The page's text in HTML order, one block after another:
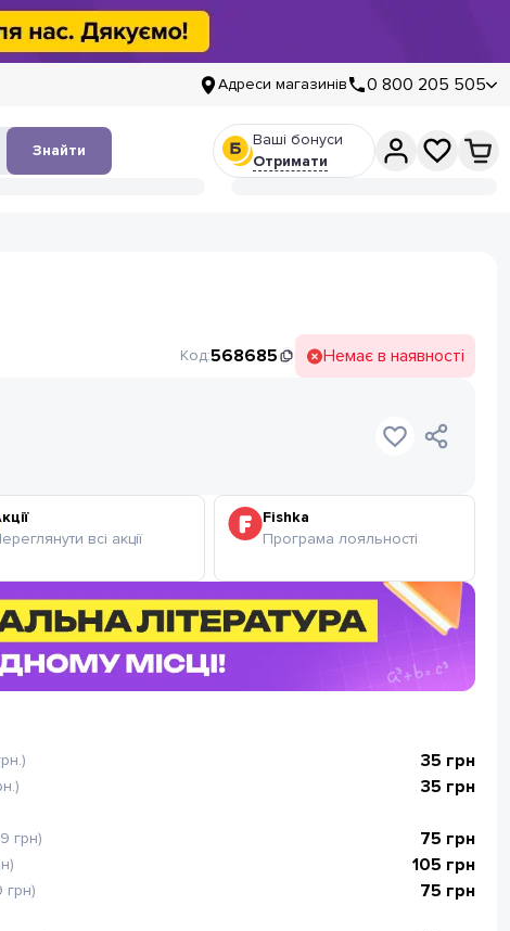
Адреси магазинів 0 800 205 505
Знайти
Ваші бонуси
Отримати
Код:568685 Немає в наявності
всі акції
Fishka
Програма лояльності
35 грн
35 грн
грн) 75 грн
105 грн
75 грн